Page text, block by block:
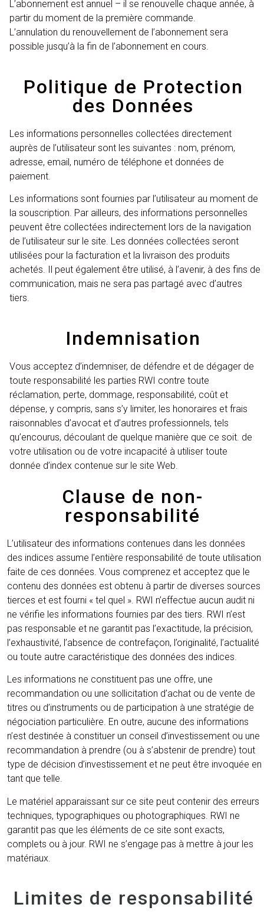
L’abonnement est annuel – il se renouvelle chaque année, à
partir du moment de la première commande.
L’annulation du renouvellement de l’abonnement sera
possible jusqu’à la fin de l’abonnement en cours.
Politique de Protection
des Données
Les informations personnelles collectées directement
auprès de l’utilisateur sont les suivantes : nom, prénom,
adresse, email, numéro de téléphone et données de
paiement.
Les informations sont fournies par l’utilisateur au moment de
la souscription. Par ailleurs, des informations personnelles
peuvent être collectées indirectement lors de la navigation
de l’utilisateur sur le site. Les données collectées seront
utilisées pour la facturation et la livraison des produits
achetés. Il peut également être utilisé, à l’avenir, à des fins de
communication, mais ne sera pas partagé avec d’autres
tiers.
Indemnisation
Vous acceptez d’indemniser, de défendre et de dégager de
toute responsabilité les parties RWI contre toute
réclamation, perte, dommage, responsabilité, coût et
dépense, y compris, sans s’y limiter, les honoraires et frais
raisonnables d’avocat et d’autres professionnels, tels
qu’encourus, découlant de quelque manière que ce soit. de
votre utilisation ou de votre incapacité à utiliser toute
donnée d’index contenue sur le site Web.
Clause de non-
responsabilité
L’utilisateur des informations contenues dans les données
des indices assume l’entière responsabilité de toute utilisation
faite de ces données. Vous comprenez et acceptez que le
contenu des données est obtenu à partir de diverses sources
tierces et est fourni « tel quel ». RWI n’effectue aucun audit ni
ne vérifie les informations fournies par des tiers. RWI n’est
pas responsable et ne garantit pas l’exactitude, la précision,
l’exhaustivité, l’absence de contrefaçon, l’originalité, l’actualité
ou toute autre caractéristique des données des indices.
Les informations ne constituent pas une offre, une
recommandation ou une sollicitation d’achat ou de vente de
titres ou d’instruments ou de participation à une stratégie de
négociation particulière. En outre, aucune des informations
n’est destinée à constituer un conseil d’investissement ou une
recommandation à prendre (ou à s’abstenir de prendre) tout
type de décision d’investissement et ne peut être invoquée en
tant que telle.
Le matériel apparaissant sur ce site peut contenir des erreurs
techniques, typographiques ou photographiques. RWI ne
garantit pas que les éléments de ce site sont exacts,
complets ou à jour. RWI ne s’engage pas à mettre à jour les
matériaux.
Limites de responsabilité